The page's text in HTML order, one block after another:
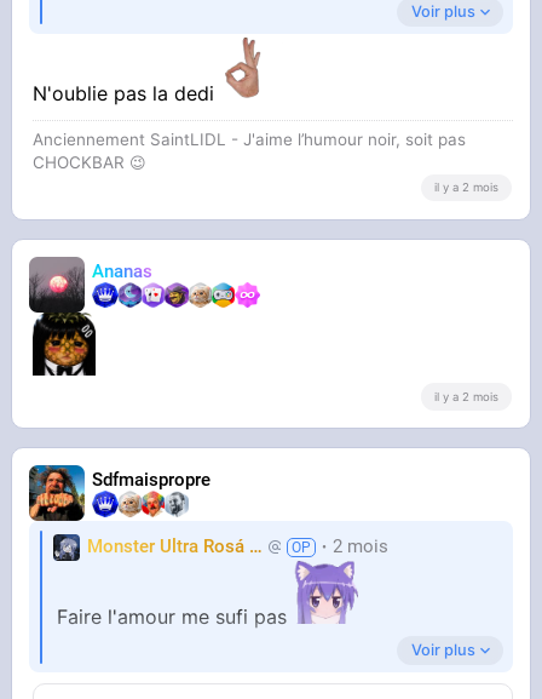
Jai besoin de me masturber plusieurs fois par
jour aussi
Voir plus
N'oublie pas la dedi
Anciennement SaintLIDL - J'aime l’humour noir, soit pas
CHOCKBAR 😉️
il y a 2 mois
Ananas
il y a 2 mois
Sdfmaispropre
Monster Ultra Rosá
❤️ KheyFinito2 mois
Faire l'amour me sufi pas
Jai besoin de me masturber plusieurs fois par
Voir plus